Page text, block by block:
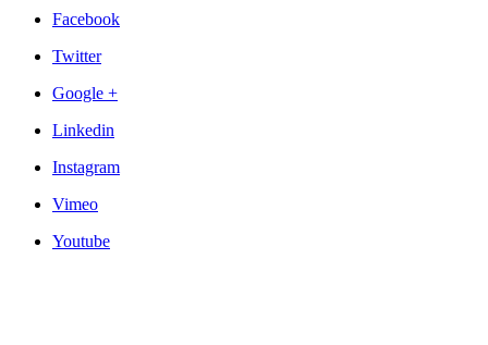
Facebook
Twitter
Google +
Linkedin
Instagram
Vimeo
Youtube